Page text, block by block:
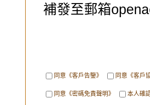
補發至郵箱
同意《客戶告鑒》 同意《客戶
同意《密碼免責聲明》 本人確